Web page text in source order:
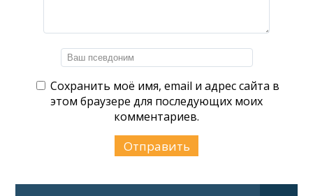
Сохранить моё имя, email и адрес сайта в
этом браузере для последующих моих
комментариев.